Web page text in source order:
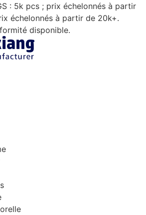
: 5k pcs ; prix échelonnés à partir
échelonnés à partir de 20k+.
disponible.